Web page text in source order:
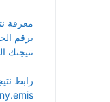
برقم
نتيجتك